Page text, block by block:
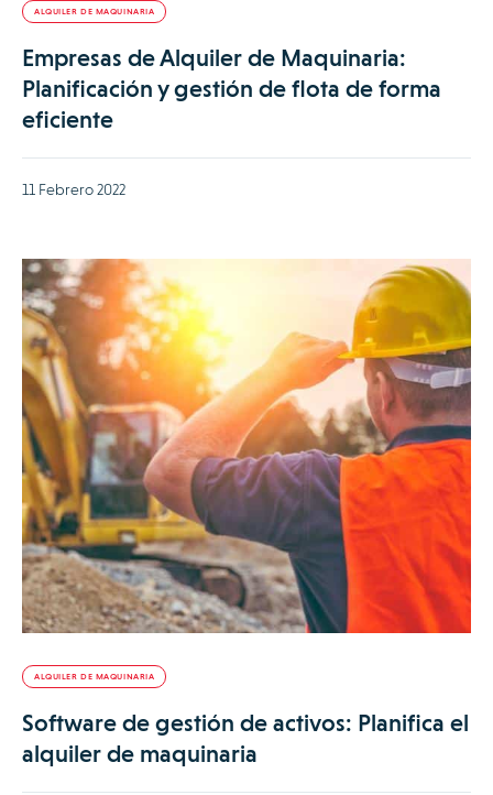
ALQUILER DE MAQUINARIA
Empresas de Alquiler de Maquinaria:
Planificación y gestión de flota de forma
eficiente
11 Febrero 2022
ALQUILER DE MAQUINARIA
Software de gestión de activos: Planifica el
alquiler de maquinaria